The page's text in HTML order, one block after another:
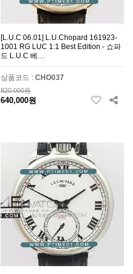
[L.U.C 06.01] L.U.Chopard 161923-
1001 RG LUC 1:1 Best Edition - 쇼파
드 L.U.C 베…
상품코드 : CHO037
820,000원
640,000원